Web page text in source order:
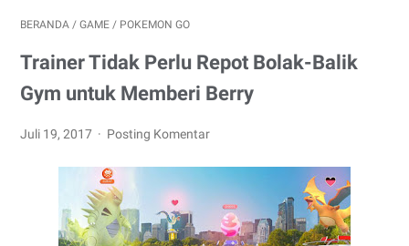
BERANDA / GAME / POKEMON GO
Trainer Tidak Perlu Repot Bolak-Balik
Gym untuk Memberi Berry
Juli 19, 2017 Posting Komentar